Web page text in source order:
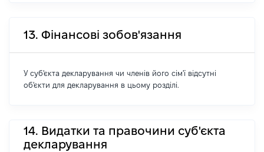
13. Фінансові зобов'язання
У суб'єкта декларування чи членів його сім'ї відсутні
об'єкти для декларування в цьому розділі.
14. Видатки та правочини суб'єкта
декларування